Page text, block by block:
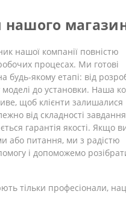
нашого
нашої компанії повністю
процесах. Ми готові
будь-якому етапі: від
моделі до установки. Наша
щоб клієнти залишалися
від складності
гарантія якості. Якщо
або питання, ми з радістю
і допоможемо
тільки професіонали,